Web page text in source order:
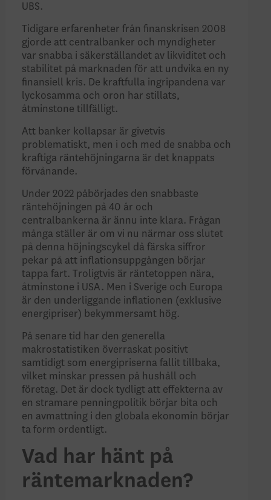
UBS.
Tidigare erfarenheter från finanskrisen 2008
gjorde att centralbanker och myndigheter
var snabba i säkerställandet av likviditet och
stabilitet på marknaden för att undvika en ny
finansiell kris. De kraftfulla ingripandena var
lyckosamma och oron har stillats,
åtminstone tillfälligt.
Att banker kollapsar är givetvis
problematiskt, men i och med de snabba och
kraftiga räntehöjningarna är det knappats
förvånande.
Under 2022 påbörjades den snabbaste
räntehöjningen på 40 år och
centralbankerna är ännu inte klara. Frågan
många ställer är om vi nu närmar oss slutet
på denna höjningscykel då färska siffror
pekar på att inflationsuppgången börjar
tappa fart. Troligtvis är räntetoppen nära,
åtminstone i USA. Men i Sverige och Europa
är den underliggande inflationen (exklusive
energipriser) bekymmersamt hög.
På senare tid har den generella
makrostatistiken överraskat positivt
samtidigt som energipriserna fallit tillbaka,
vilket minskar pressen på hushåll och
företag. Det är dock tydligt att effekterna av
en stramare penningpolitik börjar bita och
en avmattning i den globala ekonomin börjar
ta form ordentligt.
Vad har hänt på
räntemarknaden?